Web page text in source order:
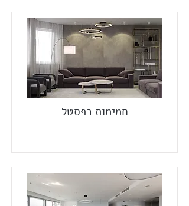
חמימות בפסטל